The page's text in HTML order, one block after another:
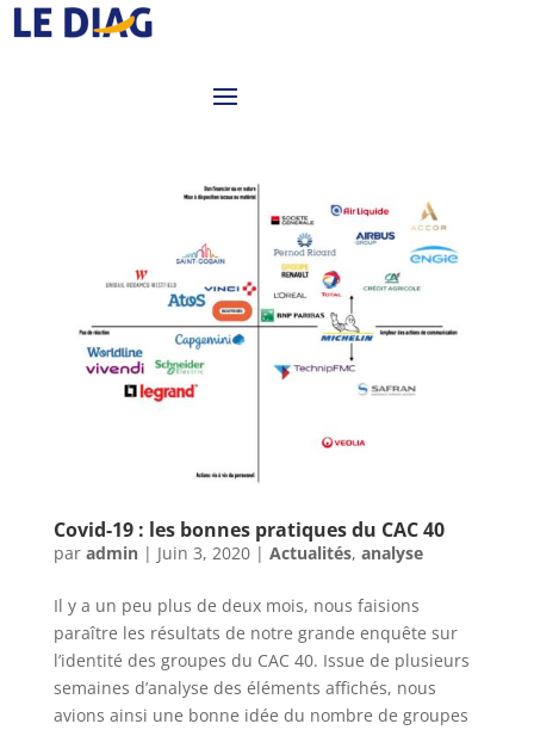
Covid-19 : les bonnes pratiques du CAC 40
par admin| Juin 3, 2020| Actualités, analyse
Il y a un peu plus de deux mois, nous faisions
paraître les résultats de notre grande enquête sur
l’identité des groupes du CAC 40. Issue de plusieurs
semaines d’analyse des éléments affichés, nous
avions ainsi une bonne idée du nombre de groupes